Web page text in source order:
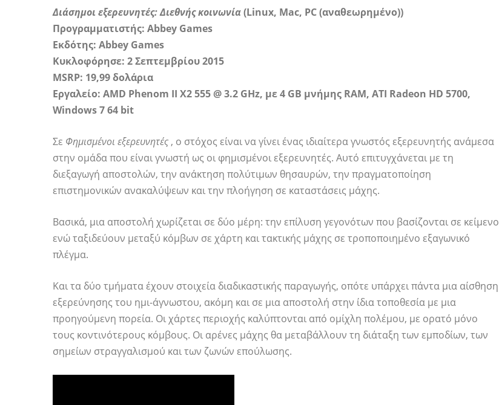
Διάσημοι εξερευνητές: Διεθνής κοινωνία(Linux, Mac, PC (αναθεωρημένο))
Προγραμματιστής: Abbey Games
Εκδότης: Abbey Games
Κυκλοφόρησε: 2 Σεπτεμβρίου 2015
MSRP: 19,99 δολάρια
Εργαλείο: AMD Phenom II X2 555 @ 3.2 GHz, με 4 GB μνήμης RAM, ATI Radeon HD 5700,
Windows 7 64 bit
Σε Φημισμένοι εξερευνητές , ο στόχος είναι να γίνει ένας ιδιαίτερα γνωστός εξερευνητής ανάμεσα
στην ομάδα που είναι γνωστή ως οι φημισμένοι εξερευνητές. Αυτό επιτυγχάνεται με τη
διεξαγωγή αποστολών, την ανάκτηση πολύτιμων θησαυρών, την πραγματοποίηση
επιστημονικών ανακαλύψεων και την πλοήγηση σε καταστάσεις μάχης.
Βασικά, μια αποστολή χωρίζεται σε δύο μέρη: την επίλυση γεγονότων που βασίζονται σε κείμενο
ενώ ταξιδεύουν μεταξύ κόμβων σε χάρτη και τακτικής μάχης σε τροποποιημένο εξαγωνικό
πλέγμα.
Και τα δύο τμήματα έχουν στοιχεία διαδικαστικής παραγωγής, οπότε υπάρχει πάντα μια αίσθηση
εξερεύνησης του ημι-άγνωστου, ακόμη και σε μια αποστολή στην ίδια τοποθεσία με μια
προηγούμενη πορεία. Οι χάρτες περιοχής καλύπτονται από ομίχλη πολέμου, με ορατό μόνο
τους κοντινότερους κόμβους. Οι αρένες μάχης θα μεταβάλλουν τη διάταξη των εμποδίων, των
σημείων στραγγαλισμού και των ζωνών επούλωσης.